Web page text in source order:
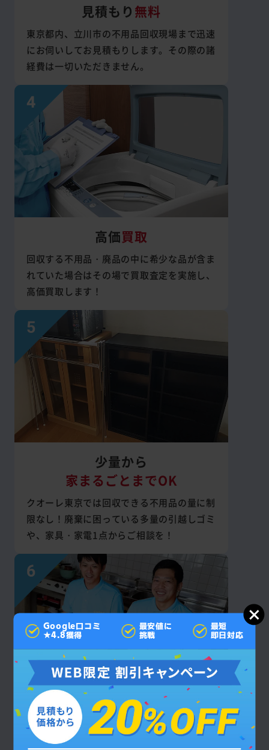
見積もり 無料
東京都内、立川市の不用品回収現場まで迅速
にお伺いしてお見積もりします。その際の諸
経費は一切いただきません。
高価買取
回収する不用品・廃品の中に希少な品が含ま
れていた場合はその場で買取査定を実施し、
高価買取します！
少量から
家まるごとまでOK
クオーレ東京では回収できる不用品の量に制
限なし！廃棄に困っている多量の引越しゴミ
や、家具・家電1点からご相談を！
見積もり後の
追加料金なし
お支払いいただく回収・作業費は契約成立後
Google口コミ
★4.8獲得
最安値に
挑戦
最短
即日対応